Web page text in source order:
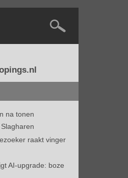
na tonen
raakt vinger
AI-upgrade: boze